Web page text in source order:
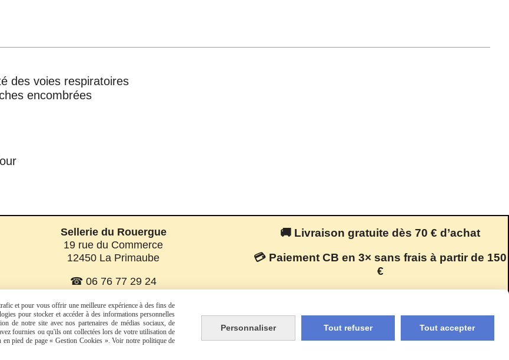
des voies respiratoires
encombrées
Sellerie du Rouergue
19 rue du Commerce
12450 La Primaube
☎ 06 76 77 29 24
🚚 Livraison gratuite dès 70 € d’achat
💳 Paiement CB en 3× sans frais à partir de 150
€
Facebook est désactivé. Autoriser
et pour vous offrir une meilleure expérience à des fins de
pour stocker et accéder à des informations personnelles
de notre site avec nos partenaires de médias sociaux, de
fournies ou qu'ils ont collectées lors de votre utilisation de
pied de page « Gestion Cookies ». Voir notre politique de
Personnaliser Tout refuser Tout accepter